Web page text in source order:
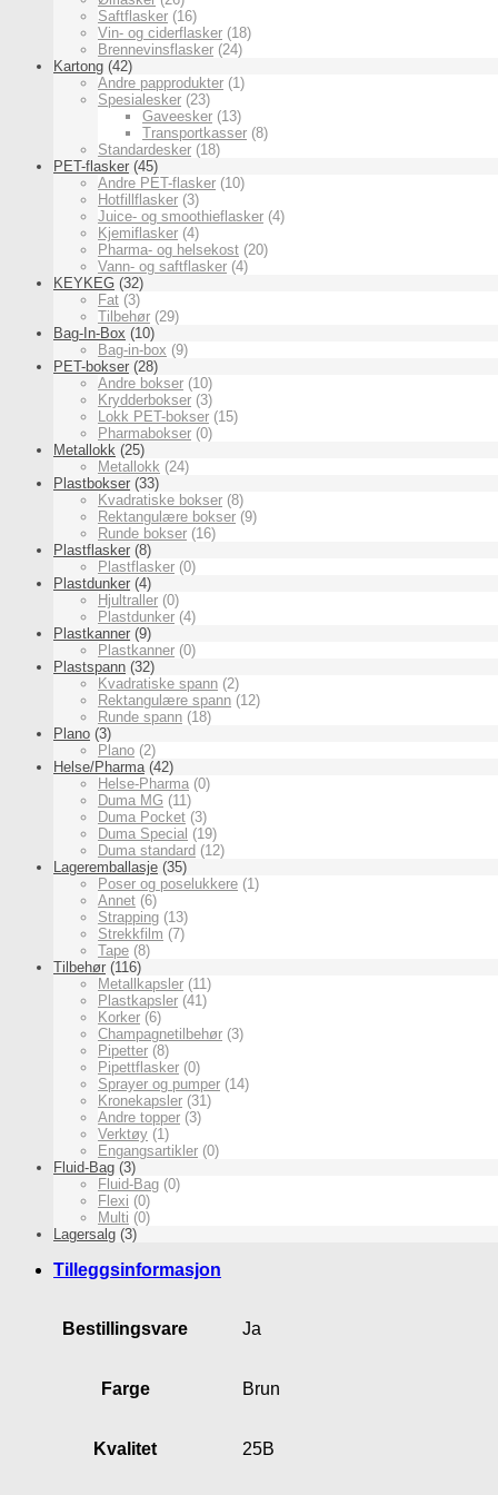
Saftflasker (16)
Vin- og ciderflasker (18)
Brennevinsflasker (24)
Kartong (42)
Andre papprodukter (1)
Spesialesker (23)
Gaveesker (13)
Transportkasser (8)
Standardesker (18)
PET-flasker (45)
Andre PET-flasker (10)
Hotfillflasker (3)
Juice- og smoothieflasker (4)
Kjemiflasker (4)
Pharma- og helsekost (20)
Vann- og saftflasker (4)
KEYKEG (32)
Fat (3)
Tilbehør (29)
Bag-In-Box (10)
Bag-in-box (9)
PET-bokser (28)
Andre bokser (10)
Krydderbokser (3)
Lokk PET-bokser (15)
Pharmabokser (0)
Metallokk (25)
Metallokk (24)
Plastbokser (33)
Kvadratiske bokser (8)
Rektangulære bokser (9)
Runde bokser (16)
Plastflasker (8)
Plastflasker (0)
Plastdunker (4)
Hjultraller (0)
Plastdunker (4)
Plastkanner (9)
Plastkanner (0)
Plastspann (32)
Kvadratiske spann (2)
Rektangulære spann (12)
Runde spann (18)
Plano (3)
Plano (2)
Helse/Pharma (42)
Helse-Pharma (0)
Duma MG (11)
Duma Pocket (3)
Duma Special (19)
Duma standard (12)
Lageremballasje (35)
Poser og poselukkere (1)
Annet (6)
Strapping (13)
Strekkfilm (7)
Tape (8)
Tilbehør (116)
Metallkapsler (11)
Plastkapsler (41)
Korker (6)
Champagnetilbehør (3)
Pipetter (8)
Pipettflasker (0)
Sprayer og pumper (14)
Kronekapsler (31)
Andre topper (3)
Verktøy (1)
Engangsartikler (0)
Fluid-Bag (3)
Fluid-Bag (0)
Flexi (0)
Multi (0)
Lagersalg (3)
Tilleggsinformasjon
Bestillingsvare Ja
Farge Brun
Kvalitet 25B